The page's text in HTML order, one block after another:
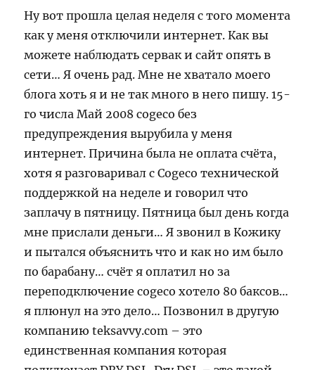
WP
Ну вот прошла целая неделя с того момента
как у меня отключили интернет. Как вы
можете наблюдать сервак и сайт опять в
сети… Я очень рад. Мне не хватало моего
блога хоть я и не так много в него пишу. 15-
го числа Май 2008 cogeco без
предупреждения вырубила у меня
интернет. Причина была не оплата счёта,
хотя я разговаривал с Cogeco технической
поддержкой на неделе и говорил что
заплачу в пятницу. Пятница был день когда
мне прислали деньги… Я звонил в Кожику
и пытался объяснить что и как но им было
по барабану… счёт я оплатил но за
переподключение cogeco хотело 80 баксов…
я плюнул на это дело… Позвонил в другую
компанию teksavvy.com – это
единственная компания которая